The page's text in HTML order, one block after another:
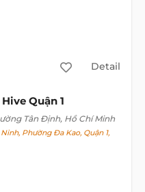
Detail
Quận 1
Tân Định, Hồ Chí Minh
Phường Đa Kao, Quận 1,